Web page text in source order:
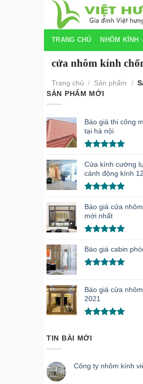
Skip
content
TRANG CHỦ NHÔM KÍNH
cửa nhôm kính
Trang chủ / Sản phẩm /
SẢN PHẨM MỚI
Báo giá thi công
tại hà nội
hạng5.00
5 sao
Cửa kính cường
cánh động kính
hạng5.00
5 sao
Báo giá cửa
mới nhất
hạng5.00
5 sao
Báo giá cabin
5 sao
Báo giá cửa
2021
5 sao
TIN BÀI MỚI
Công ty nhôm kính